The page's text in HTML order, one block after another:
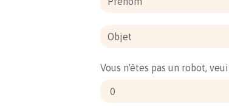
Vous n'êtes pas un robot,